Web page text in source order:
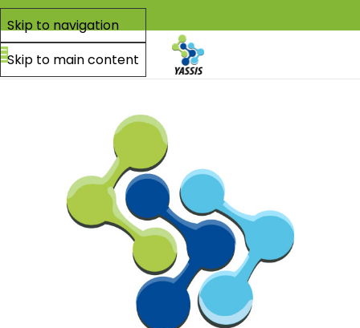
Skip to navigation
Skip to main content